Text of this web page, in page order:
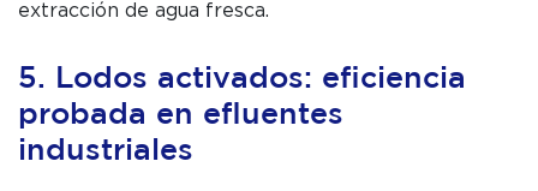
extracción de agua fresca.
5. Lodos activados: eficiencia
probada en efluentes
industriales